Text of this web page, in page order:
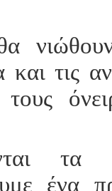
και τις
τα
ένα